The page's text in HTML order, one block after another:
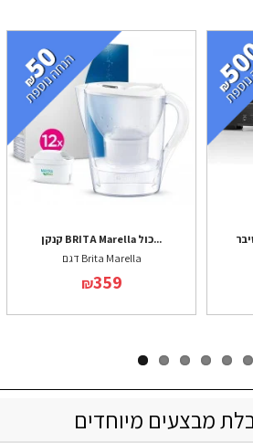
קנקן BRITA Marella כול...
דגם Brita Marella
₪359
מבצעים מיוחדים